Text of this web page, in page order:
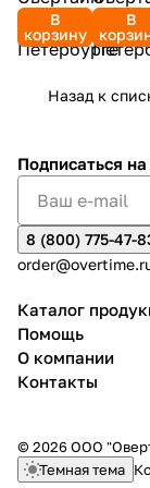
В
корзину
В
Назад к
Подписаться
8 (800) 775-47-
Каталог
Помощь
О компании
Контакты
© 2026 ООО
Темная тема